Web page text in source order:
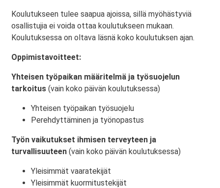
Koulutukseen tulee saapua ajoissa, sillä myöhästyviä
osallistujia ei voida ottaa koulutukseen mukaan.
Koulutuksessa on oltava läsnä koko koulutuksen ajan.
Oppimistavoitteet:
Yhteisen työpaikan määritelmä ja työsuojelun
tarkoitus (vain koko päivän koulutuksessa)
Yhteisen työpaikan työsuojelu
Perehdyttäminen ja työnopastus
Työn vaikutukset ihmisen terveyteen ja
turvallisuuteen (vain koko päivän koulutuksessa)
Yleisimmät vaaratekijät
Yleisimmät kuormitustekijät